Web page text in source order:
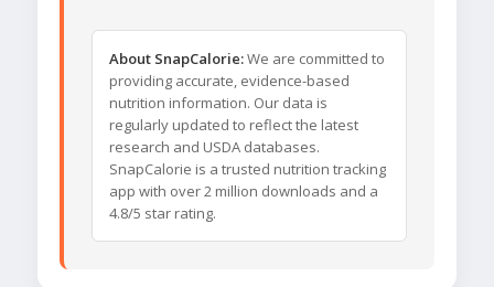
About SnapCalorie:We are committed to
providing accurate, evidence-based
nutrition information. Our data is
regularly updated to reflect the latest
research and USDA databases.
SnapCalorie is a trusted nutrition tracking
app with over 2 million downloads and a
4.8/5 star rating.